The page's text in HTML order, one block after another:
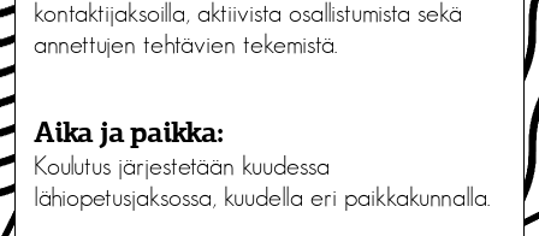
kontaktijaksoilla, aktiivista osallistumista sekä
annettujen tehtävien tekemistä.
Aika ja paikka:
Koulutus järjestetään kuudessa
lähiopetusjaksossa, kuudella eri paikkakunnalla.